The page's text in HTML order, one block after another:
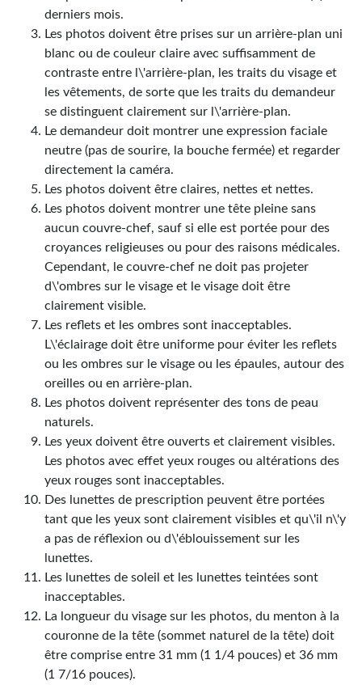
derniers mois.
Les photos doivent être prises sur un arrière-plan uni
blanc ou de couleur claire avec suffisamment de
contraste entre l\'arrière-plan, les traits du visage et
les vêtements, de sorte que les traits du demandeur
se distinguent clairement sur l\'arrière-plan.
Le demandeur doit montrer une expression faciale
neutre (pas de sourire, la bouche fermée) et regarder
directement la caméra.
Les photos doivent être claires, nettes et nettes.
Les photos doivent montrer une tête pleine sans
aucun couvre-chef, sauf si elle est portée pour des
croyances religieuses ou pour des raisons médicales.
Cependant, le couvre-chef ne doit pas projeter
d\'ombres sur le visage et le visage doit être
clairement visible.
Les reflets et les ombres sont inacceptables.
L\'éclairage doit être uniforme pour éviter les reflets
ou les ombres sur le visage ou les épaules, autour des
oreilles ou en arrière-plan.
Les photos doivent représenter des tons de peau
naturels.
Les yeux doivent être ouverts et clairement visibles.
Les photos avec effet yeux rouges ou altérations des
yeux rouges sont inacceptables.
Des lunettes de prescription peuvent être portées
tant que les yeux sont clairement visibles et qu\'il n\'y
a pas de réflexion ou d\'éblouissement sur les
lunettes.
Les lunettes de soleil et les lunettes teintées sont
inacceptables.
La longueur du visage sur les photos, du menton à la
couronne de la tête (sommet naturel de la tête) doit
être comprise entre 31 mm (1 1/4 pouces) et 36 mm
(1 7/16 pouces).